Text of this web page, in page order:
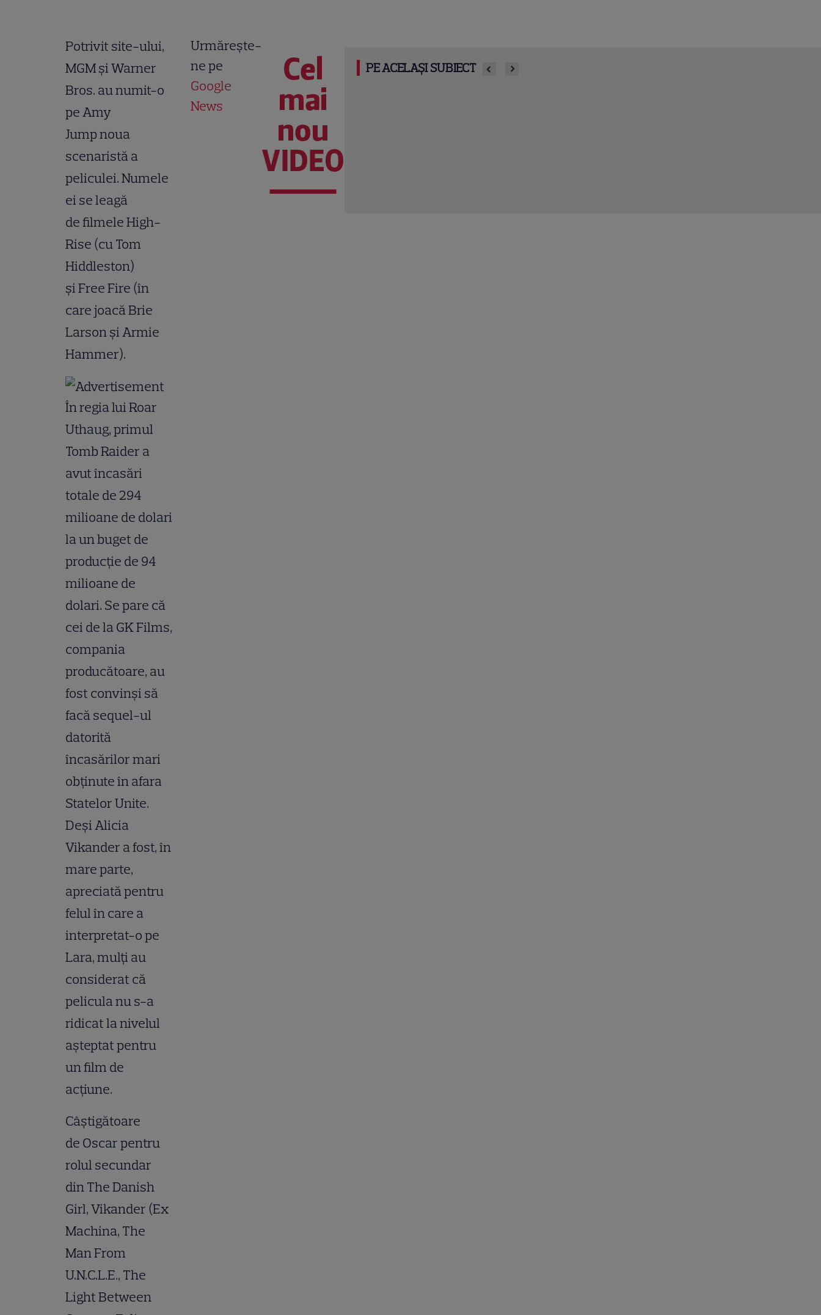
Potrivit site-ului,
MGM şi Warner
Bros. au numit-o
pe Amy
Jump noua
scenaristă a
peliculei. Numele
ei se leagă
de filmele High-
Rise (cu Tom
Hiddleston)
şi Free Fire (în
care joacă Brie
Larson şi Armie
Hammer).
În regia lui Roar
Uthaug, primul
Tomb Raider a
avut încasări
totale de 294
milioane de dolari
la un buget de
producţie de 94
milioane de
dolari. Se pare că
cei de la GK Films,
compania
producătoare, au
fost convinşi să
facă sequel-ul
datorită
încasărilor mari
obţinute în afara
Statelor Unite.
Deşi Alicia
Vikander a fost, în
mare parte,
apreciată pentru
felul în care a
interpretat-o pe
Lara, mulţi au
considerat că
pelicula nu s-a
ridicat la nivelul
aşteptat pentru
un film de
acţiune.
Câştigătoare
de Oscar pentru
rolul secundar
din The Danish
Girl, Vikander (Ex
Machina, The
Man From
U.N.C.L.E., The
Light Between
Urmărește-
ne pe
Google
News
Cel
mai
nou
VIDEO
PE ACELAȘI SUBIECT